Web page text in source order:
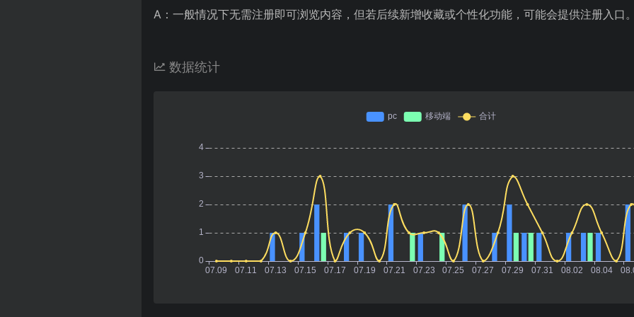
A：一般情况下无需注册即可浏览内容，但若后续新增收藏或个性化功能，可能会提供注册入口
数据统计